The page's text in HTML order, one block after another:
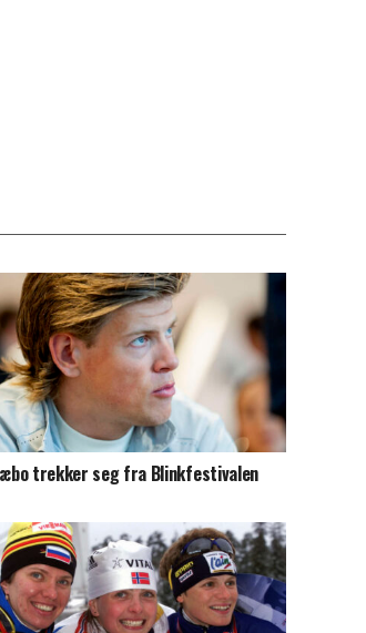
trekker seg fra Blinkfestivalen